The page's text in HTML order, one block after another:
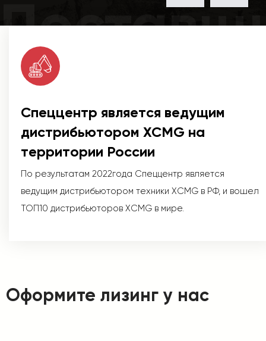
Спеццентр является ведущим
дистрибьютором XCMG на
территории России
По результатам 2022года Спеццентр является
ведущим дистрибьютором техники XCMG в РФ, и вошел
ТОП10 дистрибьюторов XCMG в мире.
Оформите лизинг у нас